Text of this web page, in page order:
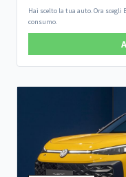
Hai scelto la tua auto. Ora scegli
consumo.